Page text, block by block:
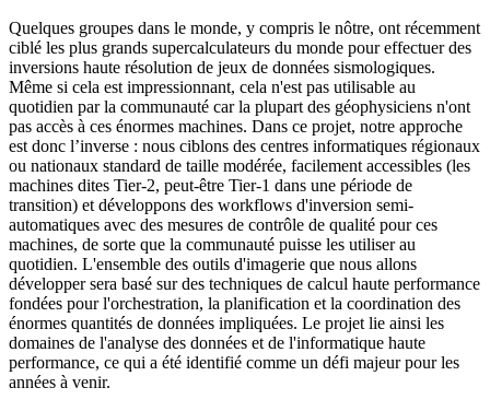
Quelques groupes dans le monde, y compris le nôtre, ont récemment
ciblé les plus grands supercalculateurs du monde pour effectuer des
inversions haute résolution de jeux de données sismologiques.
Même si cela est impressionnant, cela n'est pas utilisable au
quotidien par la communauté car la plupart des géophysiciens n'ont
pas accès à ces énormes machines. Dans ce projet, notre approche
est donc l’inverse : nous ciblons des centres informatiques régionaux
ou nationaux standard de taille modérée, facilement accessibles (les
machines dites Tier-2, peut-être Tier-1 dans une période de
transition) et développons des workflows d'inversion semi-
automatiques avec des mesures de contrôle de qualité pour ces
machines, de sorte que la communauté puisse les utiliser au
quotidien. L'ensemble des outils d'imagerie que nous allons
développer sera basé sur des techniques de calcul haute performance
fondées pour l'orchestration, la planification et la coordination des
énormes quantités de données impliquées. Le projet lie ainsi les
domaines de l'analyse des données et de l'informatique haute
performance, ce qui a été identifié comme un défi majeur pour les
années à venir.